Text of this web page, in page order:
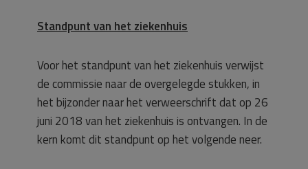
Standpunt van het ziekenhuis
Voor het standpunt van het ziekenhuis verwijst
de commissie naar de overgelegde stukken, in
het bijzonder naar het verweerschrift dat op 26
juni 2018 van het ziekenhuis is ontvangen. In de
kern komt dit standpunt op het volgende neer.